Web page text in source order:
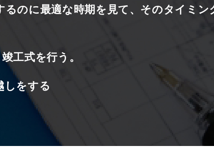
のに最適な時期を見て、そのタイミン
工式を行う。
しをする